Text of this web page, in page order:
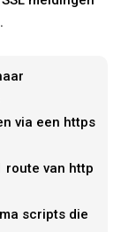
via een https
route van http
scripts die